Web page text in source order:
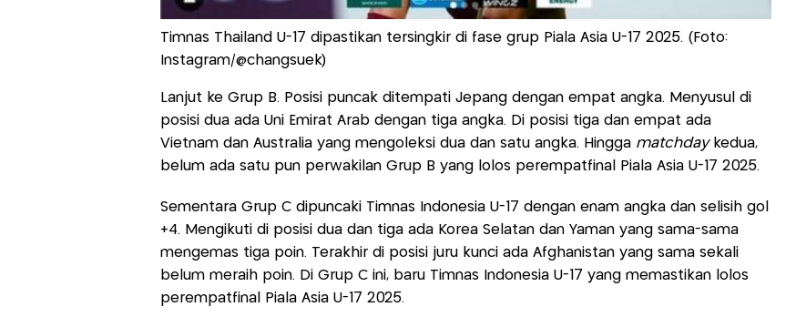
Timnas Thailand U-17 dipastikan tersingkir di fase grup Piala Asia U-17 2025. (Foto:
Instagram/@changsuek)
Lanjut ke Grup B. Posisi puncak ditempati Jepang dengan empat angka. Menyusul di
posisi dua ada Uni Emirat Arab dengan tiga angka. Di posisi tiga dan empat ada
Vietnam dan Australia yang mengoleksi dua dan satu angka. Hingga matchday kedua,
belum ada satu pun perwakilan Grup B yang lolos perempatfinal Piala Asia U-17 2025.
Sementara Grup C dipuncaki Timnas Indonesia U-17 dengan enam angka dan selisih gol
+4. Mengikuti di posisi dua dan tiga ada Korea Selatan dan Yaman yang sama-sama
mengemas tiga poin. Terakhir di posisi juru kunci ada Afghanistan yang sama sekali
belum meraih poin. Di Grup C ini, baru Timnas Indonesia U-17 yang memastikan lolos
perempatfinal Piala Asia U-17 2025.